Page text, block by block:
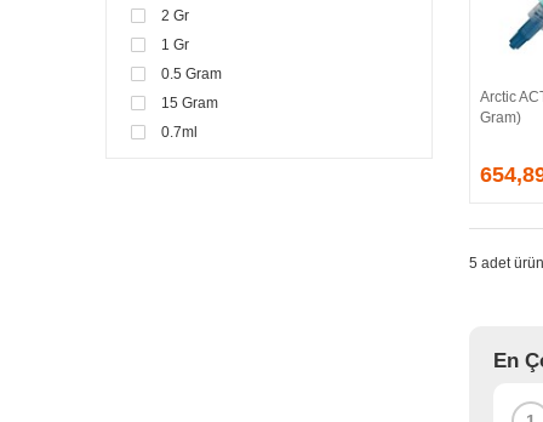
2 Gr
1 Gr
0.5 Gram
15 Gram
0.7ml
Arctic
Gram)
5 adet
En